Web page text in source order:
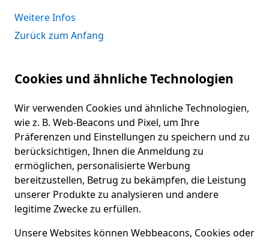
Weitere Infos
Zurück zum Anfang
Cookies und ähnliche Technologien
Wir verwenden Cookies und ähnliche Technologien,
wie z. B. Web-Beacons und Pixel, um Ihre
Präferenzen und Einstellungen zu speichern und zu
berücksichtigen, Ihnen die Anmeldung zu
ermöglichen, personalisierte Werbung
bereitzustellen, Betrug zu bekämpfen, die Leistung
unserer Produkte zu analysieren und andere
legitime Zwecke zu erfüllen.
Unsere Websites können Webbeacons, Cookies oder